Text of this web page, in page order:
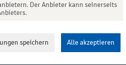
Der Anbieter kann seinerseits
speichern Alle akzeptieren